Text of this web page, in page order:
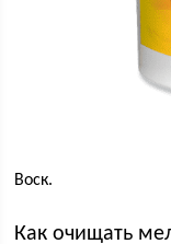
Воск.
Как очищать